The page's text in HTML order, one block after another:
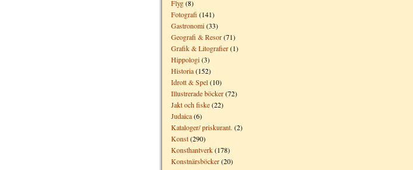
Flyg(8)
Fotografi (141)
Gastronomi(33)
Geografi & Resor(71)
Grafik & Litografier(1)
Hippologi(3)
Historia(152)
Idrott & Spel(10)
Illustrerade böcker(72)
Jakt och fiske(22)
Judaica(6)
Kataloger/ priskurant. (2)
Konst(290)
Konsthantverk(178)
Konstnärsböcker(20)